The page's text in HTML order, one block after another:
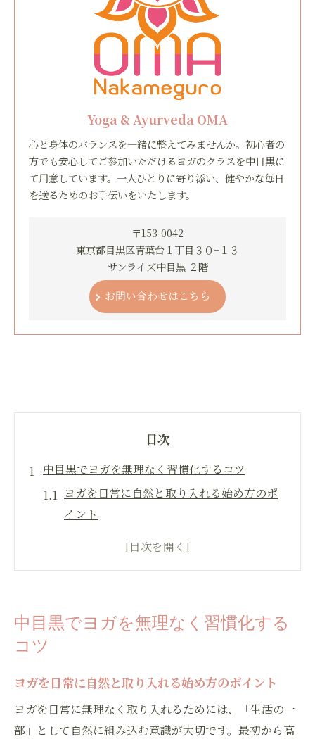
Yoga & Ayurveda OMA
心と身体のバランスを一緒に整えてみませんか。初心者の
方でも安心してご参加いただけるヨガのクラスを中目黒に
て用意しています。一人ひとりに寄り添い、健やかな毎日
を送るためのお手伝いをいたします。
〒153-0042
東京都目黒区青葉台１丁目３０−１３
サンライズ中目黒 ２階
お問い合わせはこちら
目次
中目黒でヨガを無理なく習慣化するコツ
ヨガを日常に自然と取り入れる始め方のポ
イント
無理なく続けるためのヨガ習慣化ステップ
男性も安心できるヨガ環境の見極め方
ヨガをスケジュールに組み込むコツとは
朝と夜で違うヨガの習慣化メリット
忙しい日でもヨガを続ける工夫と実践法
中目黒でヨガを無理なく習慣化する
コツ
ヨガを日常に自然と取り入れる始め方のポイント
ヨガを日常に無理なく取り入れるためには、「生活の一
部」として自然に組み込む意識が大切です。最初から高